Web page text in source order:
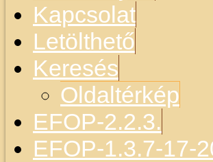
Kapcsolat
Letölthető
Keresés
Oldaltérkép
EFOP-2.2.3.
EFOP-1.3.7-17-